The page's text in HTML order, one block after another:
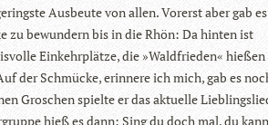
Aus­beute von allen. Vor­erst aber gab es
zu bewun­dern bis in die Rhön: Da hin­ten ist
Ein­kehr­plätze, die »Wald­frie­den« hie­ßen
der Schmü­cke, erin­nere ich mich, gab es
Gro­schen spielte er das aktu­elle
hieß es dann: Sing du doch mal, du